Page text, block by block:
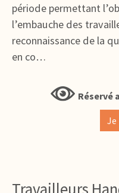
période permettant
l’embauche des
reconnaissance de la
en co…
Réservé
Je